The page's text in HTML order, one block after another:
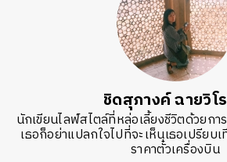
ชิดสุภางค์ ฉายวิโ
นักเขียนไลฟ์สไตล์ที่หล่อเลี้ยงชีวิตด้วยกา
เธอก็อย่าแปลกใจไปที่จะเห็นเธอเปรียบ
ราคาตั๋วเครื่องบิน